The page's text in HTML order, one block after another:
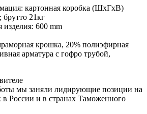
картонная коробка (ШхГхВ)
брутто 21кг
изделия: 600 mm
крошка, 20% полиэфирная
арматура c гофро трубой,
мы заняли лидирующие позиции на
России и в странах Таможенного